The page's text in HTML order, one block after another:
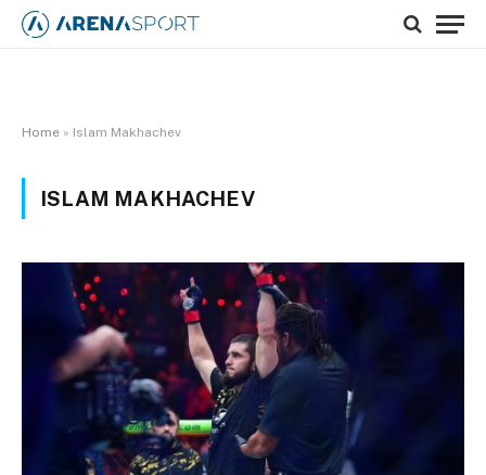
Home » Islam Makhachev
ISLAM MAKHACHEV